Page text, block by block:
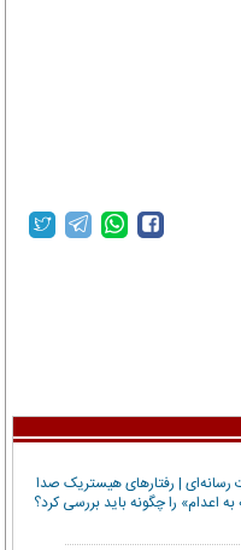
رسانه‌ای | رفتار‌های هیستریک صدا
به اعدام» را چگونه باید بررسی کرد؟